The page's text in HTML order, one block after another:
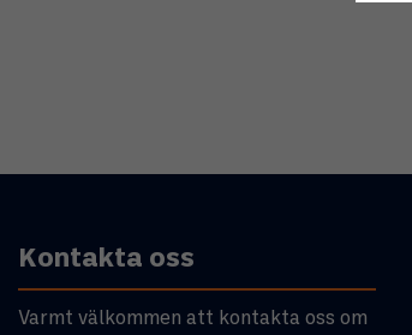
Kontakta oss
Varmt välkommen att kontakta oss om